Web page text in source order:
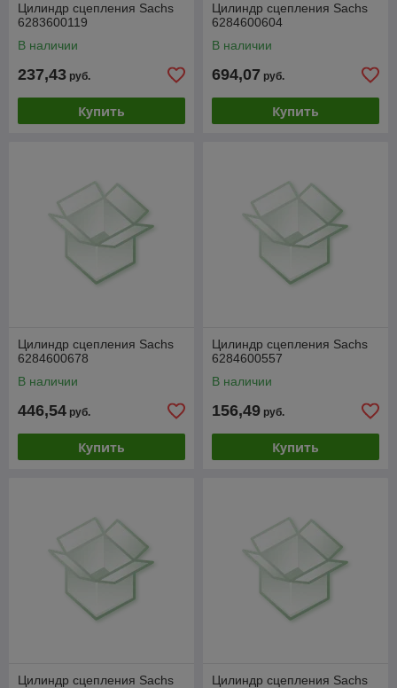
Цилиндр сцепления Sachs
6283600119
В наличии
237,43 руб.
Купить
Цилиндр сцепления Sachs
6284600604
В наличии
694,07 руб.
Купить
Цилиндр сцепления Sachs
6284600678
В наличии
446,54 руб.
Купить
Цилиндр сцепления Sachs
6284600557
В наличии
156,49 руб.
Купить
Цилиндр сцепления Sachs
Цилиндр сцепления Sachs